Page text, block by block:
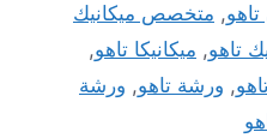
, متخصص ميكانيك
تاهو, ميكانيكا تاهو,
, ورشة تاهو, ورشة